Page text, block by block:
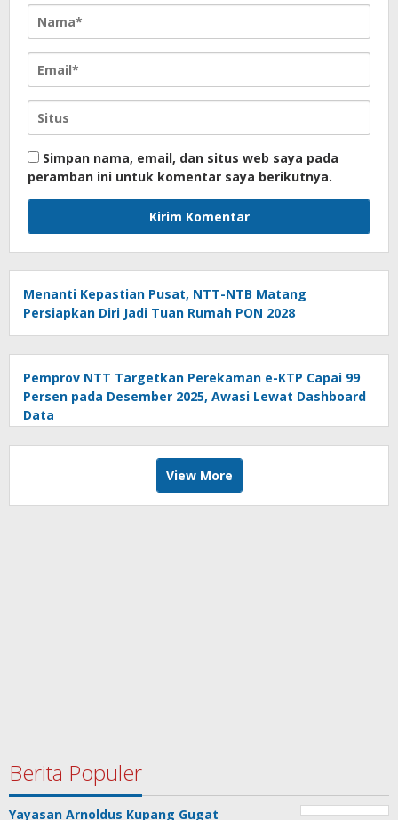
Simpan nama, email, dan situs web saya pada
peramban ini untuk komentar saya berikutnya.
Menanti Kepastian Pusat, NTT-NTB Matang
Persiapkan Diri Jadi Tuan Rumah PON 2028
Pemprov NTT Targetkan Perekaman e-KTP Capai 99
Persen pada Desember 2025, Awasi Lewat Dashboard
Data
View More
Berita Populer
Yayasan Arnoldus Kupang Gugat